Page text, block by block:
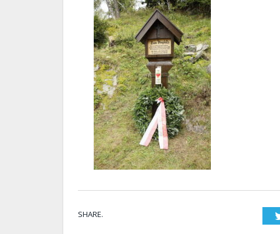
SHARE.